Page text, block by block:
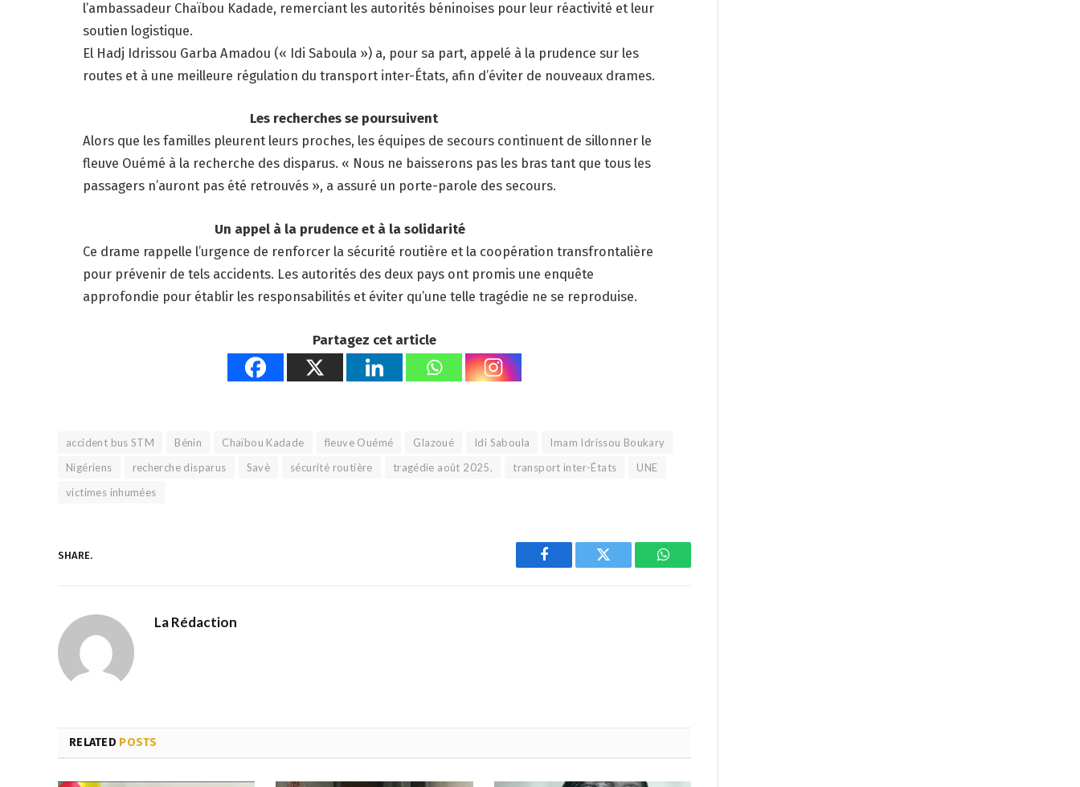
l’ambassadeur Chaïbou Kadade, remerciant les autorités béninoises pour leur réactivité et leur
soutien logistique.
El Hadj Idrissou Garba Amadou (« Idi Saboula ») a, pour sa part, appelé à la prudence sur les
routes et à une meilleure régulation du transport inter-États, afin d’éviter de nouveaux drames.
Les recherches se poursuivent
Alors que les familles pleurent leurs proches, les équipes de secours continuent de sillonner le
fleuve Ouémé à la recherche des disparus. « Nous ne baisserons pas les bras tant que tous les
passagers n’auront pas été retrouvés », a assuré un porte-parole des secours.
Un appel à la prudence et à la solidarité
Ce drame rappelle l’urgence de renforcer la sécurité routière et la coopération transfrontalière
pour prévenir de tels accidents. Les autorités des deux pays ont promis une enquête
approfondie pour établir les responsabilités et éviter qu’une telle tragédie ne se reproduise.
Partagez cet article
accident bus STM Bénin Chaïbou Kadade fleuve Ouémé Glazoué Idi Saboula
Imam Idrissou Boukary
Nigériens
recherche disparus Savè sécurité routière tragédie août 2025. transport inter-États
UNE
victimes inhumées
SHARE.
Facebook Twitter WhatsApp
La Rédaction
RELATED POSTS